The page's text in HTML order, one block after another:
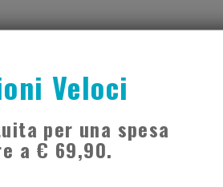
Veloci
per una spesa
a € 69,90.